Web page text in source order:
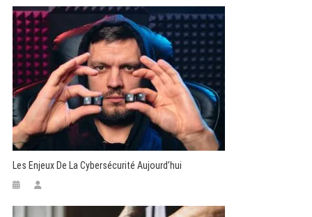
Les Enjeux De La Cybersécurité Aujourd’hui